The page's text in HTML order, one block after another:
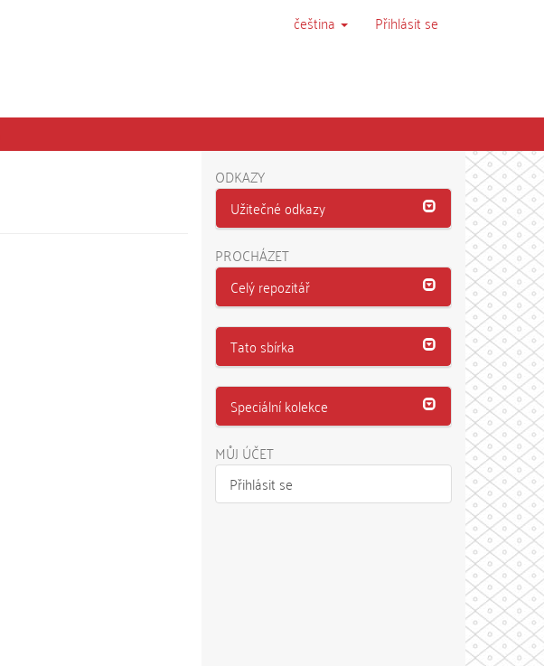
čeština Přihlásit se
ODKAZY
Užitečné odkazy
PROCHÁZET
Celý repozitář
Tato sbírka
Speciální kolekce
MŮJ ÚČET
Přihlásit se